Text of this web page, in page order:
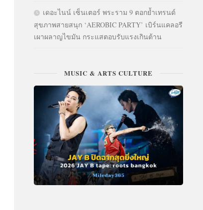
เดอะไนน์ เซ็นเตอร์ พระราม 9 ตอกย้ำเทรนด์
สุขภาพสายสนุก ‘AEROBIC PARTY’ เบิร์นแคลอรี
เผาผลาญไขมัน กระแสตอบรับแรงเกินต้าน
MUSIC & ARTS CULTURE